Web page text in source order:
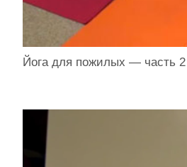
Йога для пожилых — часть